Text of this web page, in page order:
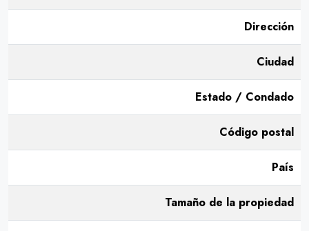
Dirección
Ciudad
Estado / Condado
Código postal
País
Tamaño de la propiedad